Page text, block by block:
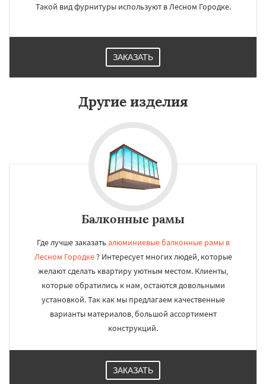
Такой вид фурнитуры используют в Лесном Городке.
ЗАКАЗАТЬ
Другие изделия
Балконные рамы
Где лучше заказатьалюминиевые балконные рамы в
Лесном Городке? Интересует многих людей, которые
желают сделать квартиру уютным местом. Клиенты,
которые обратились к нам, остаются довольными
установкой. Так как мы предлагаем качественные
варианты материалов, большой ассортимент
конструкций.
ЗАКАЗАТЬ